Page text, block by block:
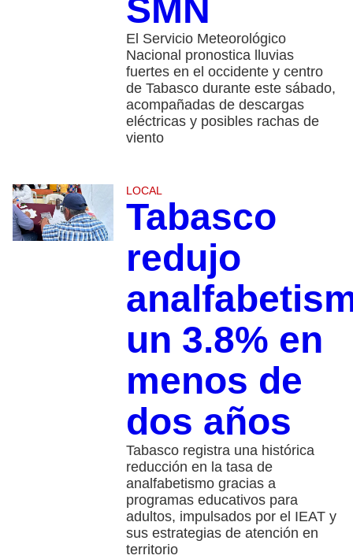
SMN
El Servicio Meteorológico
Nacional pronostica lluvias
fuertes en el occidente y centro
de Tabasco durante este sábado,
acompañadas de descargas
eléctricas y posibles rachas de
viento
LOCAL
Tabasco
redujo
un 3.8% en
menos de
dos años
Tabasco registra una histórica
reducción en la tasa de
analfabetismo gracias a
programas educativos para
adultos, impulsados por el IEAT y
sus estrategias de atención en
territorio